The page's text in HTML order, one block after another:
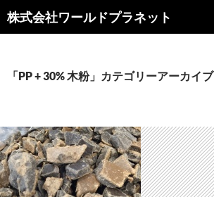
株式会社ワールドプラネット
検
索
ン
キ
ッ
プ
「PP + 30% 木粉」カテゴリーアーカイブ